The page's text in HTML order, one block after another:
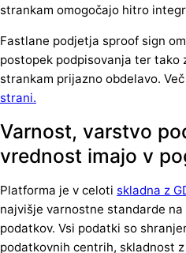
strankam omogočajo hitro
Fastlane podjetja sproof sign
postopek podpisovanja ter tako
strankam prijazno obdelavo.
strani.
Varnost, varstvo
vrednost imajo v
Platforma je v celoti skladna z
najvišje varnostne standarde
podatkov. Vsi podatki so
podatkovnih centrih, skladnost